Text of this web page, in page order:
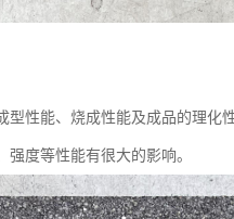
性能、烧成性能及成品的理化
度等性能有很大的影响。